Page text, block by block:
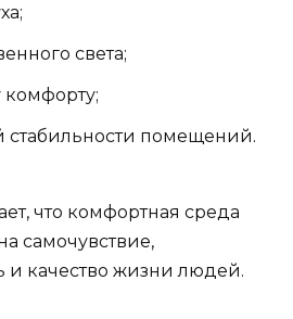
света;
комфорту;
стабильности помещений.
что комфортная среда
самочувствие,
и качество жизни людей.